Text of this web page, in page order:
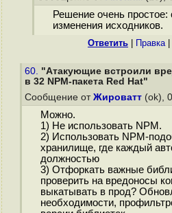
Решение очень простое:
изменения исходников.
Ответить Правка|
60. "Атакующие встроили
в 32 NPM-пакета Red Hat"
Сообщение от Жироватт (ok),
Можно.
1) Не использовать NPM.
2) Использовать NPM-
хранилище, где каждый
должностью
3) Отфоркать важные
проверить на вредоносы
выкатывать в прод?
необходимости,